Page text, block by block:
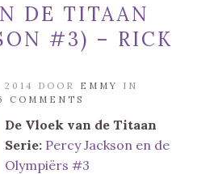
DE TITAAN
#3) – RICK
DOOR EMMY
IN
COMMENTS
De Vloek van de Titaan
Serie: Percy Jackson en de
Olympiërs #3